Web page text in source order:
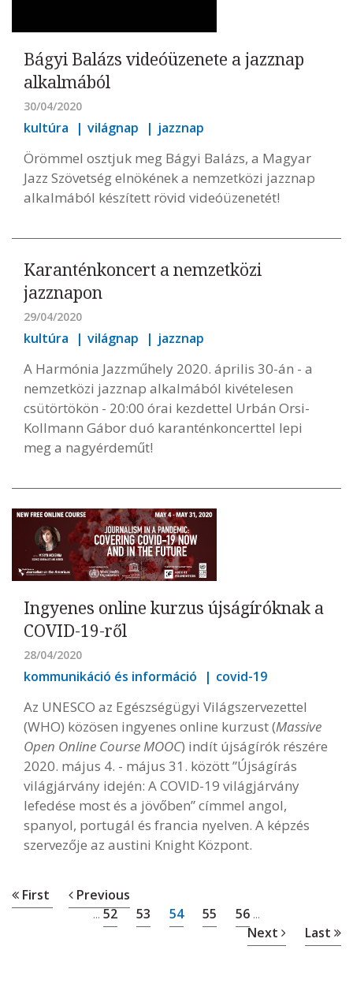
Bágyi Balázs videóüzenete a jazznap
alkalmából
30/04/2020
kultúra világnap jazznap
Örömmel osztjuk meg Bágyi Balázs, a Magyar
Jazz Szövetség elnökének a nemzetközi jazznap
alkalmából készített rövid videóüzenetét!
Karanténkoncert a nemzetközi
jazznapon
29/04/2020
kultúra világnap jazznap
A Harmónia Jazzműhely 2020. április 30-án - a
nemzetközi jazznap alkalmából kivételesen
csütörtökön - 20:00 órai kezdettel Urbán Orsi-
Kollmann Gábor duó karanténkoncerttel lepi
meg a nagyérdeműt!
Ingyenes online kurzus újságíróknak a
COVID-19-ről
28/04/2020
kommunikáció és információ covid-19
Az UNESCO az Egészségügyi Világszervezettel
(WHO) közösen ingyenes online kurzust (Massive
Open Online Course MOOC) indít újságírók részére
2020. május 4. - május 31. között ”Újságírás
világjárvány idején: A COVID-19 világjárvány
lefedése most és a jövőben” címmel angol,
spanyol, portugál és francia nyelven. A képzés
szervezője az austini Knight Központ.
First Previous
... 52 53 54 55 56 ...
Next Last